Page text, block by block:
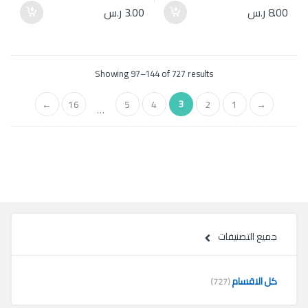
8.00ر.س 3.00 ر.س
Showing 97–144 of 727 results
→
1
2
3
4
5
…
16
←
جميع التصنيفات
كل الاقسام(727)